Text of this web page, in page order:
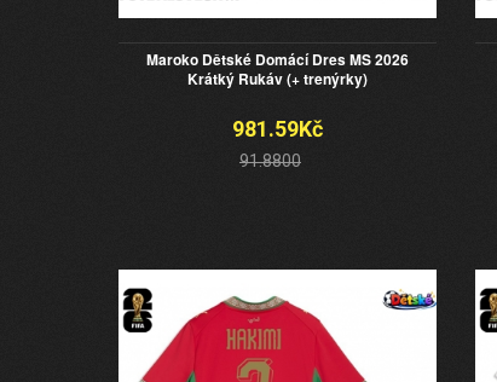
Maroko Dětské Domácí Dres MS 2026
Krátký Rukáv (+ trenýrky)
981.59Kč
91.8800